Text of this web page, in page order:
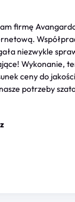
firmę
niezwykle
Wykonanie,
ceny do
potrzeby